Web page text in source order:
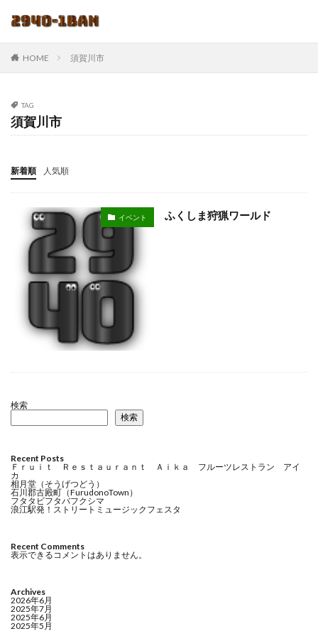
HOME 須賀川市
TAG
須賀川市
新着順 人気順
イベント ふくしま狩猟ワールド
検索
検索
Recent Posts
Ｆｒｕｉｔ Ｒｅｓｔａｕｒａｎｔ Ａｉｋａ フルーツレストラン アイ
カ
相月堂（そうげつどう）
石川郡古殿町（FurudonoTown）
フタタビフタバフクシマ
浪江駅発！ストリートミュージックフェスタ
Recent Comments
表示できるコメントはありません。
Archives
2026年6月
2025年7月
2025年6月
2025年5月